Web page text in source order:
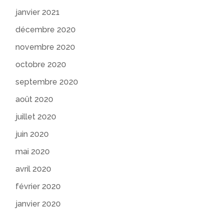
janvier 2021
décembre 2020
novembre 2020
octobre 2020
septembre 2020
août 2020
juillet 2020
juin 2020
mai 2020
avril 2020
février 2020
janvier 2020